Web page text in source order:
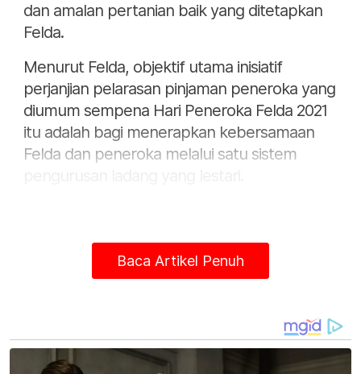
dan amalan pertanian baik yang ditetapkan
Felda.
Menurut Felda, objektif utama inisiatif
perjanjian pelarasan pinjaman peneroka yang
diumum sempena Hari Peneroka Felda 2021
itu adalah bagi menerapkan kebersamaan
Felda dan peneroka melalui satu sistem
Baca Artikel Penuh